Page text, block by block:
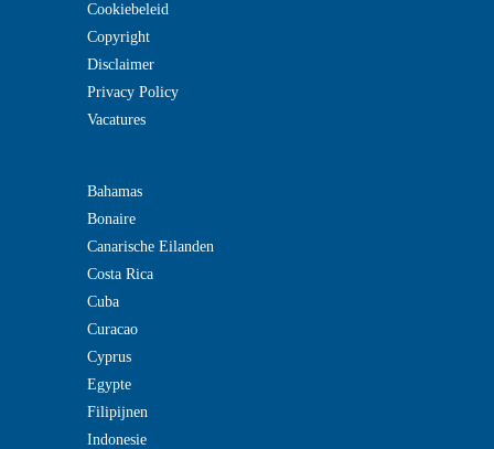
Cookiebeleid
Copyright
Disclaimer
Privacy Policy
Vacatures
Bahamas
Bonaire
Canarische Eilanden
Costa Rica
Cuba
Curacao
Cyprus
Egypte
Filipijnen
Indonesie